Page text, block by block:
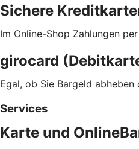
Sichere
Im Online-Shop Zahlungen
girocard
Egal, ob Sie Bargeld
Services
Karte und